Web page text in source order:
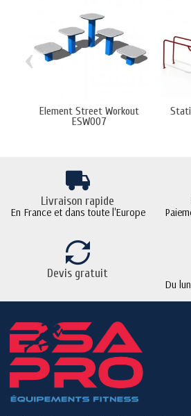
Element Street Workout
ESW007
‹
Livraison rapide
En France et dans toute l'Europe
Devis gratuit
Du